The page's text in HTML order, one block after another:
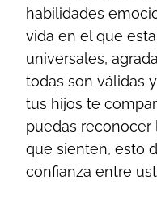
habilidades
vida en el que
universales,
todas son válidas
tus hijos te
puedas
que sienten, esto
confianza entre